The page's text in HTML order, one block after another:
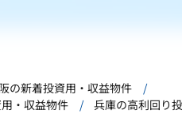
の新着投資用・収益物件
・収益物件
兵庫の高利回り